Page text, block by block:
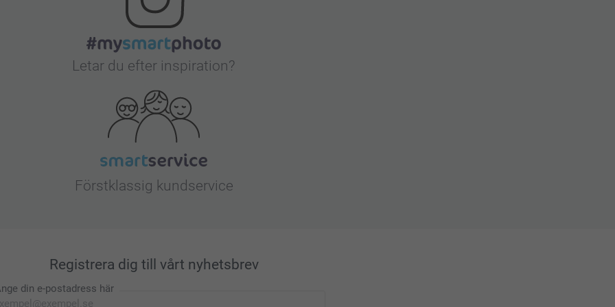
Letar du efter inspiration?
Förstklassig kundservice
Registrera dig till vårt nyhetsbrev
din e-postadress här